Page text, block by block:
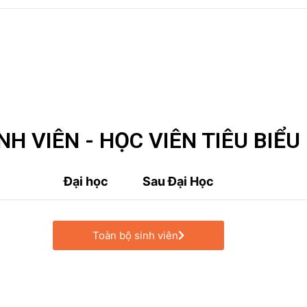
VIÊN - HỌC VIÊN TIÊU BIỂU
Đại học Sau Đại Học
Toàn bộ sinh viên